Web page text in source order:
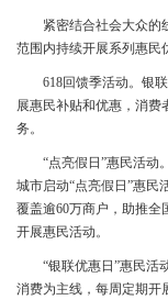
紧密结合社会大众的
范围内持续开展系列惠民
618回馈季活动。银
展惠民补贴和优惠，消费
务。
“点亮假日”惠民活动
城市启动“点亮假日”惠民
覆盖逾60万商户，助推
开展惠民活动。
“银联优惠日”惠民活
消费为主线，每周定期开